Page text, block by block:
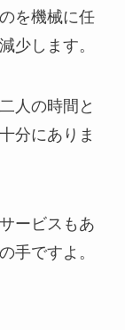
を機械に任
少します。
人の時間と
分にありま
ービスもあ
手ですよ。